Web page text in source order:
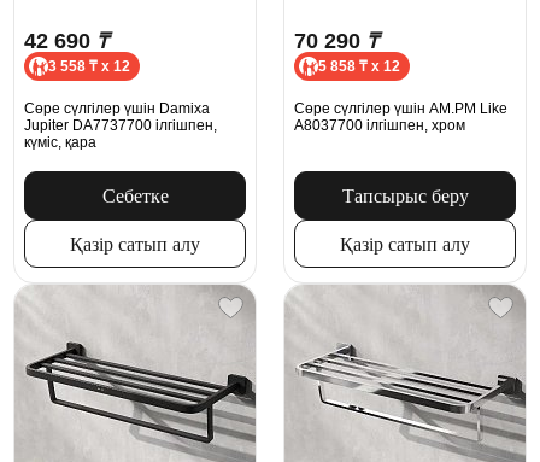
42 690 ₸
3 558 ₸ x 12
Сөре сүлгілер үшін Damixa
Jupiter DA7737700 ілгішпен,
күміс, қара
Себетке
Қазір сатып алу
70 290 ₸
5 858 ₸ x 12
Сөре сүлгілер үшін AM.PM Like
A8037700 ілгішпен, хром
Тапсырыс беру
Қазір сатып алу